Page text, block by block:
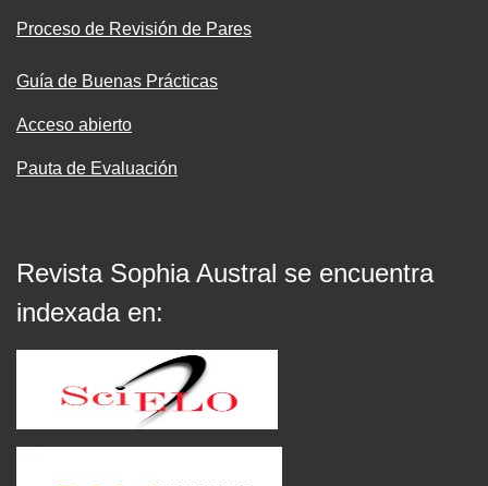
Proceso de Revisión de Pares
Guía de Buenas Prácticas
Acceso abierto
Pauta de Evaluación
Revista Sophia Austral se encuentra
indexada en: